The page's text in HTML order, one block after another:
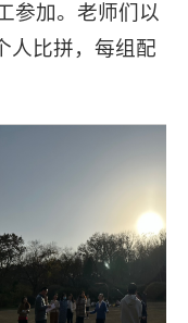
参加。 老师们以
人比拼，每组配